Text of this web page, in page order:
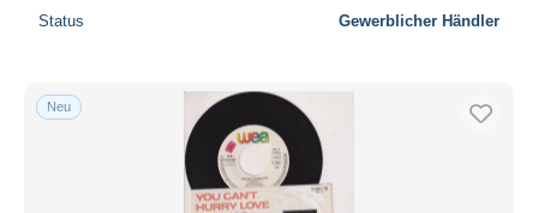
Wohnsitz des Verkäufers
Status Gewerblicher Händler
Neu